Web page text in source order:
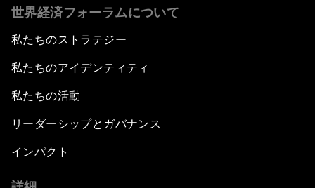
世界経済フォーラムについて
私たちのストラテジー
私たちのアイデンティティ
私たちの活動
リーダーシップとガバナンス
インパクト